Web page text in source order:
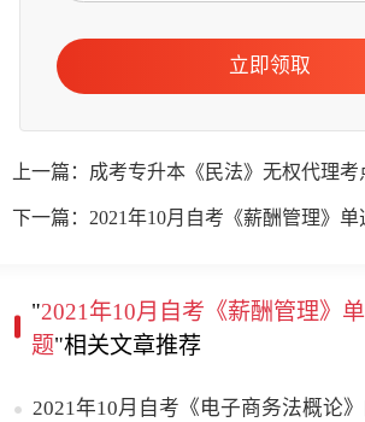
立即领取
上一篇：成考专升本《民法》无权代理
下一篇：2021年10月自考《薪酬管理》
"2021年10月自考《薪酬管理》
题"相关文章推荐